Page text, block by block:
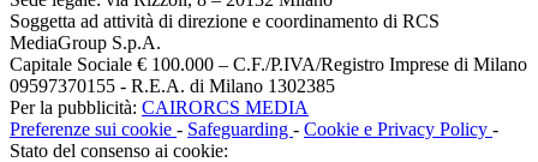
Soggetta ad attività di direzione e coordinamento di RCS
MediaGroup S.p.A.
Capitale Sociale € 100.000 – C.F./P.IVA/Registro Imprese di Milano
09597370155 - R.E.A. di Milano 1302385
Per la pubblicità: CAIRORCS MEDIA
Preferenze sui cookie - Safeguarding - Cookie e Privacy Policy -
Stato del consenso ai cookie: